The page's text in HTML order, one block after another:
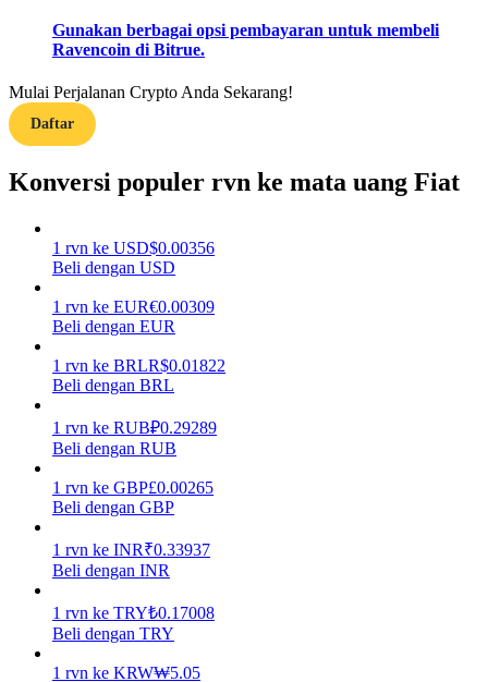
Pelajari cara untuk tetap menghasilkan keuntungan
Menghasilkan
Babi Kekuatan
Dapatkan imbalan kompetitif setiap hari
Gunakan berbagai opsi pembayaran untuk membeli
Ravencoin di Bitrue.
Mulai Perjalanan Crypto Anda Sekarang!
Daftar
Konversi populer rvn ke mata uang Fiat
1 rvn ke USD$0.00356
Beli dengan USD
1 rvn ke EUR€0.00309
Beli dengan EUR
1 rvn ke BRLR$0.01822
Beli dengan BRL
1 rvn ke RUB₽0.29289
Beli dengan RUB
1 rvn ke GBP£0.00265
Beli dengan GBP
1 rvn ke INR₹0.33937
Beli dengan INR
1 rvn ke TRY₺0.17008
Beli dengan TRY
1 rvn ke KRW₩5.05